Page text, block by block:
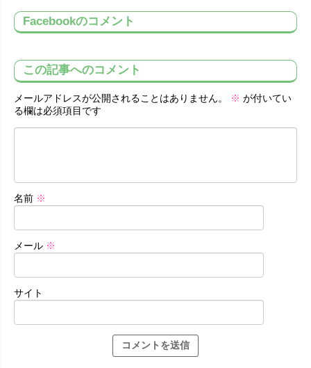
Facebookのコメント
この記事へのコメント
メールアドレスが公開されることはありません。 ※ が付いてい
る欄は必須項目です
名前 ※
メール ※
サイト